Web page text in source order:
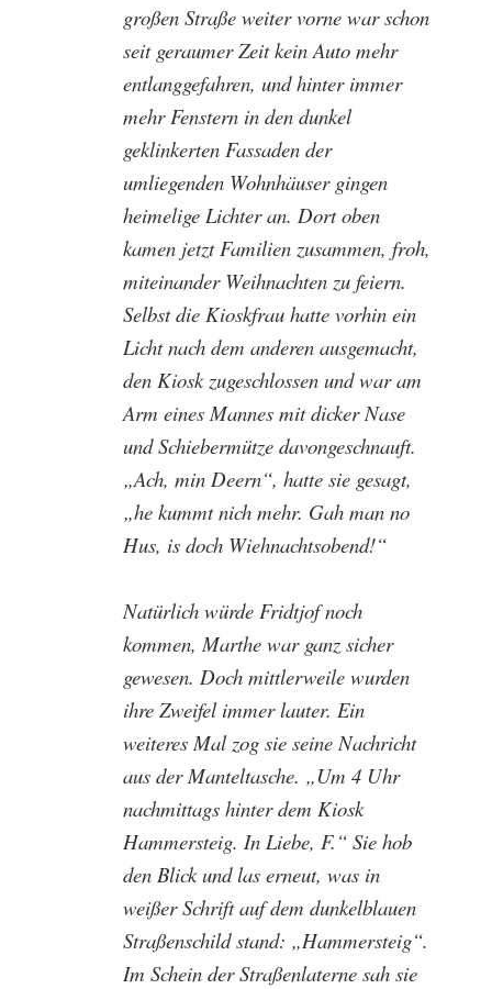
großen Straße weiter vorne war schon
seit geraumer Zeit kein Auto mehr
entlanggefahren, und hinter immer
mehr Fenstern in den dunkel
geklinkerten Fassaden der
umliegenden Wohnhäuser gingen
heimelige Lichter an. Dort oben
kamen jetzt Familien zusammen, froh,
miteinander Weihnachten zu feiern.
Selbst die Kioskfrau hatte vorhin ein
Licht nach dem anderen ausgemacht,
den Kiosk zugeschlossen und war am
Arm eines Mannes mit dicker Nase
und Schiebermütze davongeschnauft.
„Ach, min Deern“, hatte sie gesagt,
„he kummt nich mehr. Gah man no
Hus, is doch Wiehnachtsobend!“
Natürlich würde Fridtjof noch
kommen, Marthe war ganz sicher
gewesen. Doch mittlerweile wurden
ihre Zweifel immer lauter. Ein
weiteres Mal zog sie seine Nachricht
aus der Manteltasche. „Um 4 Uhr
nachmittags hinter dem Kiosk
Hammersteig. In Liebe, F.“ Sie hob
den Blick und las erneut, was in
weißer Schrift auf dem dunkelblauen
Straßenschild stand: „Hammersteig“.
Im Schein der Straßenlaterne sah sie